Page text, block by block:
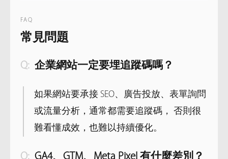
FAQ
常見問題
企業網站一定要埋追蹤碼嗎？
如果網站要承接 SEO、廣告投放、表單詢問
或流量分析，通常都需要追蹤碼， 否則很
難看懂成效，也難以持續優化。
GA4、GTM、Meta Pixel 有什麼差別？